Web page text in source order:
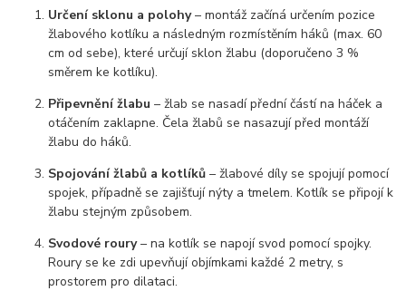
Určení sklonu a polohy– montáž začíná určením pozice
žlabového kotlíku a následným rozmístěním háků (max. 60
cm od sebe), které určují sklon žlabu (doporučeno 3 %
směrem ke kotlíku).
Připevnění žlabu – žlab se nasadí přední částí na háček a
otáčením zaklapne. Čela žlabů se nasazují před montáží
žlabu do háků.
Spojování žlabů a kotlíků – žlabové díly se spojují pomocí
spojek, případně se zajišťují nýty a tmelem. Kotlík se připojí k
žlabu stejným způsobem.
Svodové roury– na kotlík se napojí svod pomocí spojky.
Roury se ke zdi upevňují objímkami každé 2 metry, s
prostorem pro dilataci.